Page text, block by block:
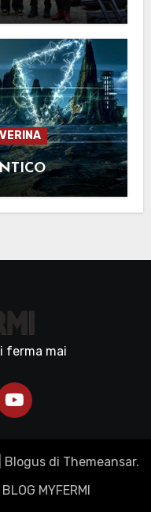
ferma mai
Blogusdi Themeansar.
MYFERMI